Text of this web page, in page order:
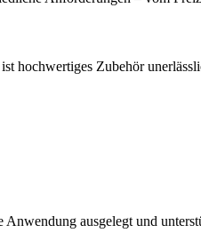
hochwertiges Zubehör
ausgelegt und